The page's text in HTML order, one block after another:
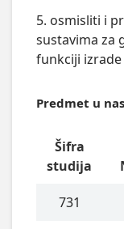
5. osmisliti i
sustavima za
funkciji
Predmet u
Šifra
studija
731